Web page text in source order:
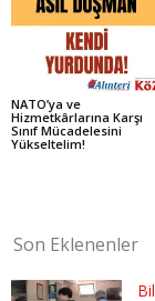
NATO’ya ve
Hizmetkârlarına Karşı
Sınıf Mücadelesini
Yükseltelim!
Son Eklenenler